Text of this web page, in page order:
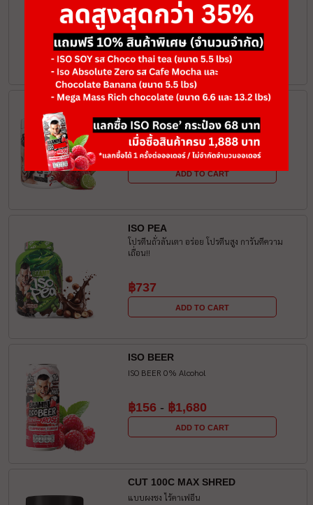
฿975
ADD TO CART
L-CARNITINE L-TARTRATE MAX
฿650
ADD TO CART
ISO PEA
โปรตีนถั่วลันเตา อร่อย โปรตีนสูง การันตีความ
เถื่อน!!
฿737
ADD TO CART
ISO BEER
ISO BEER 0% Alcohol
฿156 - ฿1,680
ADD TO CART
CUT 100C MAX SHRED
แบบผงชง ไร้คาเฟอีน